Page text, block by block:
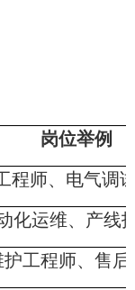
岗位举例
程师、电气调
化运维、产线
护工程师、售